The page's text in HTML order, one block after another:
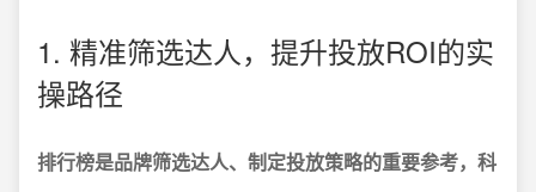
1. 精准筛选达人，提升投放ROI的实
操路径
排行榜是品牌筛选达人、制定投放策略的重要参考，科